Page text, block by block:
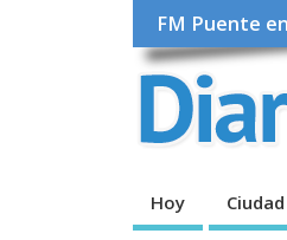
FM Puente
Hoy Ciudad